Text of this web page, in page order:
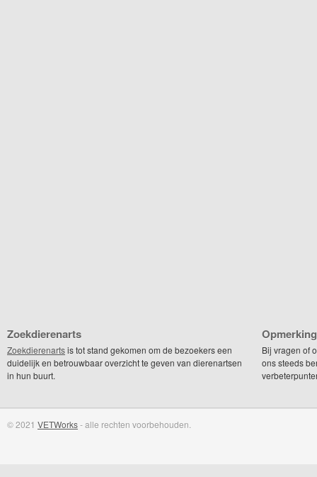
Zoekdierenarts
Zoekdierenartsis tot stand gekomen om de bezoekers een
duidelijk en betrouwbaar overzicht te geven van dierenartsen
in hun buurt.
Bij vragen of
ons steeds
© 2021 VETWorks- alle rechten voorbehouden.